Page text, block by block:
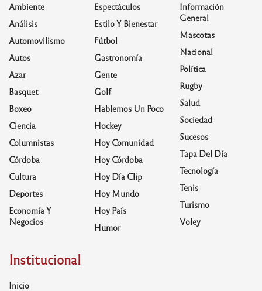
Ambiente
Análisis
Automovilismo
Autos
Azar
Basquet
Boxeo
Ciencia
Columnistas
Córdoba
Cultura
Deportes
Economía Y
Negocios
Espectáculos
Estilo Y Bienestar
Fútbol
Gastronomía
Gente
Golf
Hablemos Un Poco
Hockey
Hoy Comunidad
Hoy Córdoba
Hoy Día Clip
Hoy Mundo
Hoy País
Humor
Información
General
Mascotas
Nacional
Política
Rugby
Salud
Sociedad
Sucesos
Tapa Del Día
Tecnología
Tenis
Turismo
Voley
Institucional
Inicio